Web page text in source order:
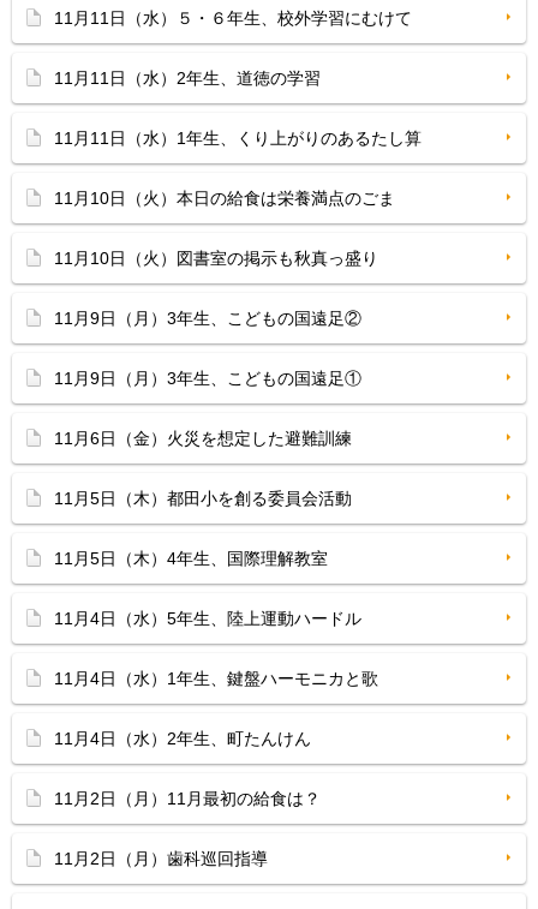
11月11日（水）５・６年生、校外学習にむけて
11月11日（水）2年生、道徳の学習
11月11日（水）1年生、くり上がりのあるたし算
11月10日（火）本日の給食は栄養満点のごま
11月10日（火）図書室の掲示も秋真っ盛り
11月9日（月）3年生、こどもの国遠足②
11月9日（月）3年生、こどもの国遠足①
11月6日（金）火災を想定した避難訓練
11月5日（木）都田小を創る委員会活動
11月5日（木）4年生、国際理解教室
11月4日（水）5年生、陸上運動ハードル
11月4日（水）1年生、鍵盤ハーモニカと歌
11月4日（水）2年生、町たんけん
11月2日（月）11月最初の給食は？
11月2日（月）歯科巡回指導